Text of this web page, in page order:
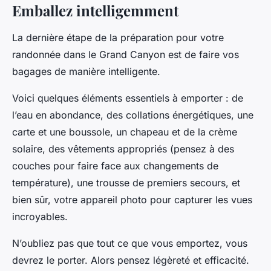
Emballez intelligemment
La dernière étape de la préparation pour votre
randonnée dans le Grand Canyon est de faire vos
bagages de manière intelligente.
Voici quelques éléments essentiels à emporter : de
l’eau en abondance, des collations énergétiques, une
carte et une boussole, un chapeau et de la crème
solaire, des vêtements appropriés (pensez à des
couches pour faire face aux changements de
température), une trousse de premiers secours, et
bien sûr, votre appareil photo pour capturer les vues
incroyables.
N’oubliez pas que tout ce que vous emportez, vous
devrez le porter. Alors pensez légèreté et efficacité.